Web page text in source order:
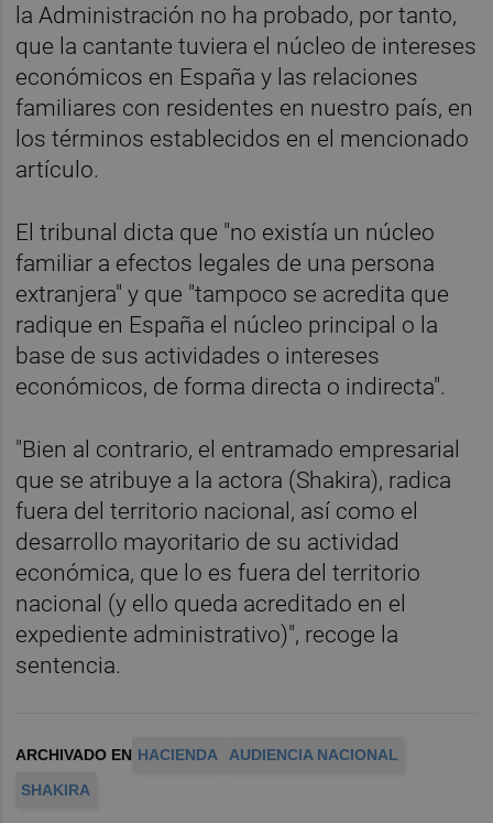
la Administración no ha probado, por tanto,
que la cantante tuviera el núcleo de intereses
económicos en España y las relaciones
familiares con residentes en nuestro país, en
los términos establecidos en el mencionado
artículo.
El tribunal dicta que "no existía un núcleo
familiar a efectos legales de una persona
extranjera" y que "tampoco se acredita que
radique en España el núcleo principal o la
base de sus actividades o intereses
económicos, de forma directa o indirecta".
"Bien al contrario, el entramado empresarial
que se atribuye a la actora (Shakira), radica
fuera del territorio nacional, así como el
desarrollo mayoritario de su actividad
económica, que lo es fuera del territorio
nacional (y ello queda acreditado en el
expediente administrativo)", recoge la
sentencia.
ARCHIVADO EN HACIENDA
AUDIENCIA NACIONAL
SHAKIRA